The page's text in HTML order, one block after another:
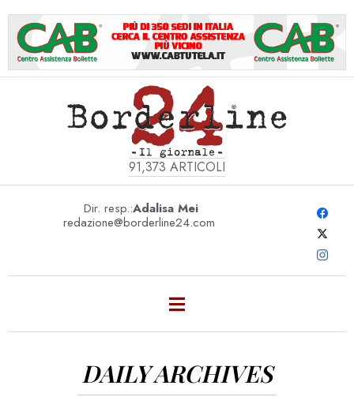
91,373 ARTICOLI
Dir. resp.:Adalisa Mei
redazione@borderline24.com
DAILY ARCHIVES